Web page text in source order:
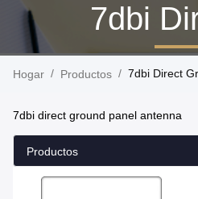
7dbi
Ground
Match 1
Hogar / Productos / 7dbi Direct
7dbi direct ground panel antenna
Productos